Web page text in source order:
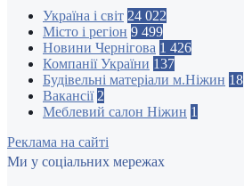
Україна і світ 24 022
Місто і регіон 9 499
Новини Чернігова 1 426
Компанії України 137
Будівельні матеріали м.Ніжин 18
Вакансії 2
Меблевий салон Ніжин 1
Реклама на сайті
Ми у соціальних мережах